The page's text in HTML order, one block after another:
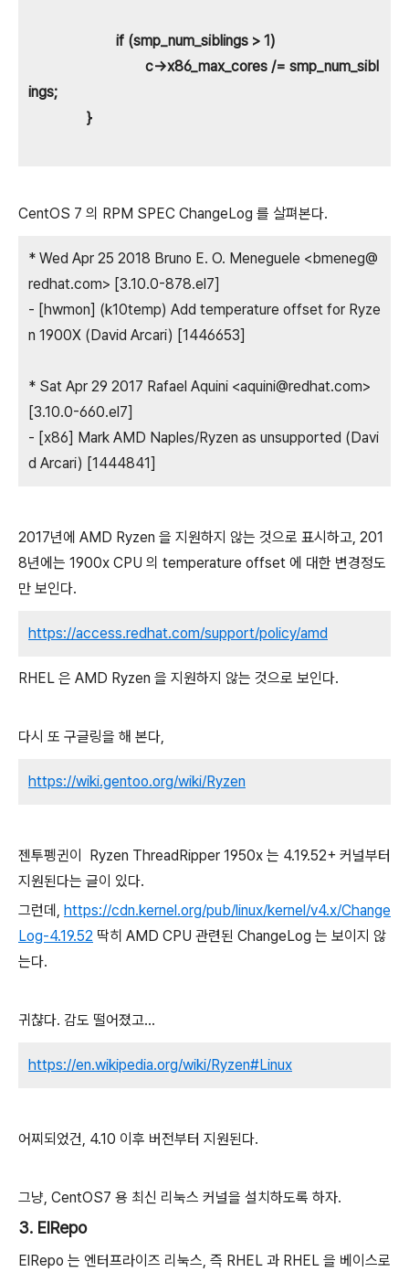
if (smp_num_siblings > 1)
c->x86_max_cores /= smp_num_sibl
ings;
}
CentOS 7 의 RPM SPEC ChangeLog 를 살펴본다.
* Wed Apr 25 2018 Bruno E. O. Meneguele <bmeneg@
redhat.com> [3.10.0-878.el7]
- [hwmon] (k10temp) Add temperature offset for Ryze
n 1900X (David Arcari) [1446653]
* Sat Apr 29 2017 Rafael Aquini <aquini@redhat.com>
[3.10.0-660.el7]
- [x86] Mark AMD Naples/Ryzen as unsupported (Davi
d Arcari) [1444841]
2017년에 AMD Ryzen 을 지원하지 않는 것으로 표시하고, 201
8년에는 1900x CPU 의 temperature offset 에 대한 변경정도
만 보인다.
https://access.redhat.com/support/policy/amd
RHEL 은 AMD Ryzen 을 지원하지 않는 것으로 보인다.
다시 또 구글링을 해 본다,
https://wiki.gentoo.org/wiki/Ryzen
젠투펭귄이 Ryzen ThreadRipper 1950x 는 4.19.52+ 커널부터
지원된다는 글이 있다.
그런데, https://cdn.kernel.org/pub/linux/kernel/v4.x/Change
Log-4.19.52 딱히 AMD CPU 관련된 ChangeLog 는 보이지 않
는다.
귀챦다. 감도 떨어졌고...
https://en.wikipedia.org/wiki/Ryzen#Linux
어찌되었건, 4.10 이후 버전부터 지원된다.
그냥, CentOS7 용 최신 리눅스 커널을 설치하도록 하자.
3. ElRepo
ElRepo 는 엔터프라이즈 리눅스, 즉 RHEL 과 RHEL 을 베이스로